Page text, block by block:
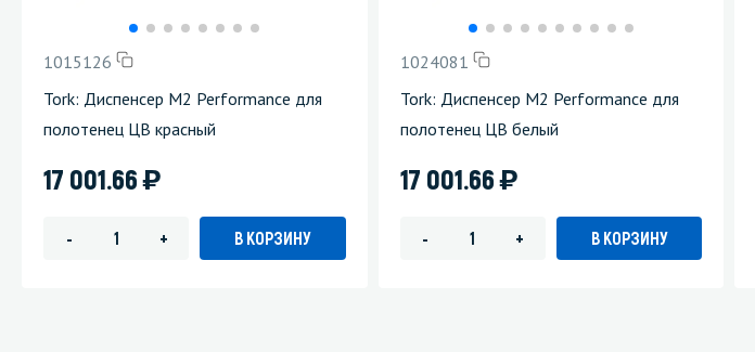
1015126
Tork: Диспенсер М2 Performance для
полотенец ЦВ красный
17 001.66)
- + В КОРЗИНУ
1024081
Tork: Диспенсер М2 Performance для
полотенец ЦВ белый
17 001.66)
- + В КОРЗИНУ